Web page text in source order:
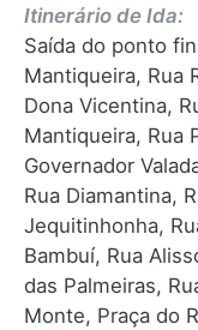
Itinerário de Ida:
Saída do ponto
Mantiqueira, Rua
Dona Vicentina,
Mantiqueira, Rua
Governador
Rua Diamantina,
Jequitinhonha,
Bambuí, Rua
das Palmeiras,
Monte, Praça do